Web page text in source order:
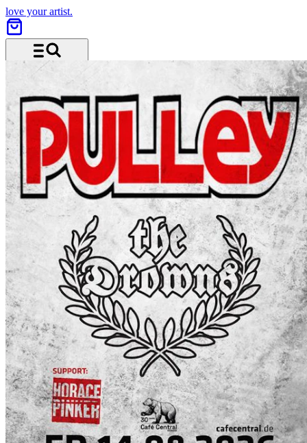
love your artist.
Menü und Suche